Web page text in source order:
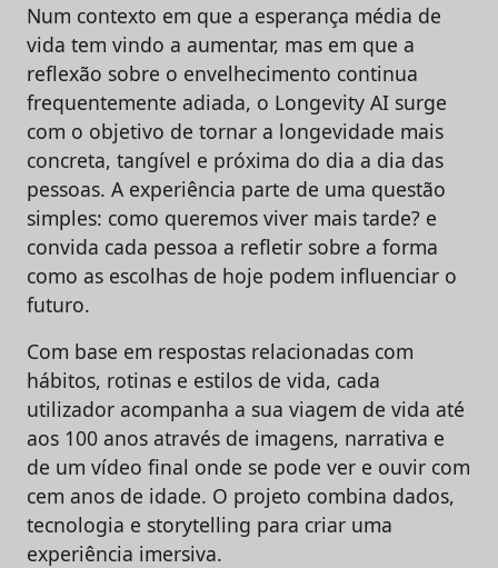
Num contexto em que a esperança média de
vida tem vindo a aumentar, mas em que a
reflexão sobre o envelhecimento continua
frequentemente adiada, o Longevity AI surge
com o objetivo de tornar a longevidade mais
concreta, tangível e próxima do dia a dia das
pessoas. A experiência parte de uma questão
simples: como queremos viver mais tarde? e
convida cada pessoa a refletir sobre a forma
como as escolhas de hoje podem influenciar o
futuro.
Com base em respostas relacionadas com
hábitos, rotinas e estilos de vida, cada
utilizador acompanha a sua viagem de vida até
aos 100 anos através de imagens, narrativa e
de um vídeo final onde se pode ver e ouvir com
cem anos de idade. O projeto combina dados,
tecnologia e storytelling para criar uma
experiência imersiva.